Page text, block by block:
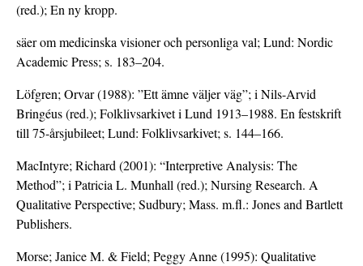
(red.); En ny kropp.
säer om medicinska visioner och personliga val; Lund: Nordic
Academic Press; s. 183–204.
Löfgren; Orvar (1988): ”Ett ämne väljer väg”; i Nils-Arvid
Bringéus (red.); Folklivsarkivet i Lund 1913–1988. En festskrift
till 75-årsjubileet; Lund: Folklivsarkivet; s. 144–166.
MacIntyre; Richard (2001): “Interpretive Analysis: The
Method”; i Patricia L. Munhall (red.); Nursing Research. A
Qualitative Perspective; Sudbury; Mass. m.fl.: Jones and Bartlett
Publishers.
Morse; Janice M. & Field; Peggy Anne (1995): Qualitative